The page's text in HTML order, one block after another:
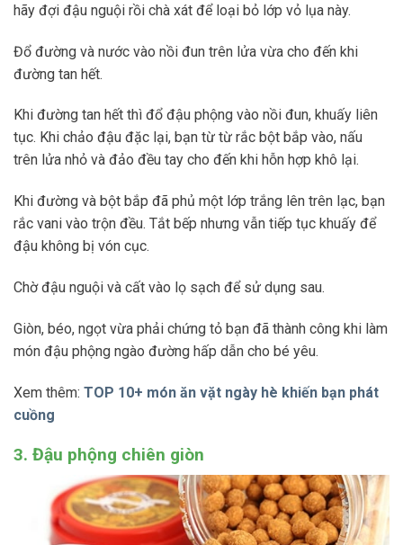
hãy đợi đậu nguội rồi chà xát để loại bỏ lớp vỏ lụa này.
Đổ đường và nước vào nồi đun trên lửa vừa cho đến khi
đường tan hết.
Khi đường tan hết thì đổ đậu phộng vào nồi đun, khuấy liên
tục. Khi chảo đậu đặc lại, bạn từ từ rắc bột bắp vào, nấu
trên lửa nhỏ và đảo đều tay cho đến khi hỗn hợp khô lại.
Khi đường và bột bắp đã phủ một lớp trắng lên trên lạc, bạn
rắc vani vào trộn đều. Tắt bếp nhưng vẫn tiếp tục khuấy để
đậu không bị vón cục.
Chờ đậu nguội và cất vào lọ sạch để sử dụng sau.
Giòn, béo, ngọt vừa phải chứng tỏ bạn đã thành công khi làm
món đậu phộng ngào đường hấp dẫn cho bé yêu.
Xem thêm: TOP 10+ món ăn vặt ngày hè khiến bạn phát
cuồng
3. Đậu phộng chiên giòn